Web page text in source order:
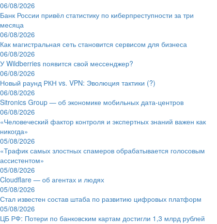
06/08/2026
Банк России привёл статистику по киберпреступности за три
месяца
06/08/2026
Как магистральная сеть становится сервисом для бизнеса
06/08/2026
У Wildberries появится свой мессенджер?
06/08/2026
Новый раунд РКН vs. VPN: Эволюция тактики (?)
06/08/2026
Sitronics Group — об экономике мобильных дата-центров
06/08/2026
«Человеческий фактор контроля и экспертных знаний важен как
никогда»
05/08/2026
«Трафик самых злостных спамеров обрабатывается голосовым
ассистентом»
05/08/2026
Cloudflare — об агентах и людях
05/08/2026
Стал известен состав штаба по развитию цифровых платформ
05/08/2026
ЦБ РФ: Потери по банковским картам достигли 1,3 млрд рублей